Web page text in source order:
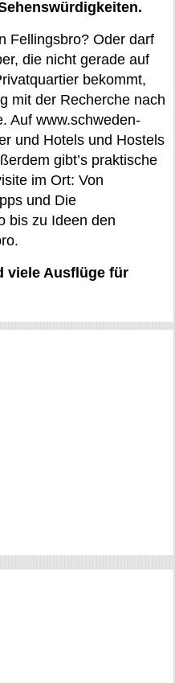
Fellingsbro? Oder darf
die nicht gerade auf
bekommt,
mit der Recherche nach
Auf www.schweden-
und Hotels und Hostels
gibt’s praktische
im Ort: Von
und Die
bis zu Ideen den
viele Ausflüge für